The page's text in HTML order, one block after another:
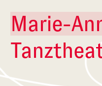
Marie-